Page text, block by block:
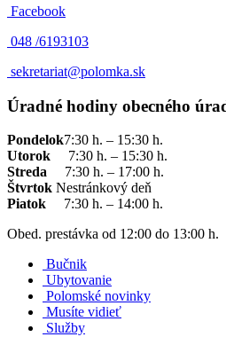
Facebook
048 /6193103
sekretariat@polomka.sk
Úradné hodiny obecného
Pondelok7:30 h. – 15:30 h.
Utorok 7:30 h. – 15:30 h.
Streda 7:30 h. – 17:00 h.
Štvrtok Nestránkový deň
Piatok
7:30 h. – 14:00 h.
Obed. prestávka od 12:00 do 13:00 h.
Bučnik
Ubytovanie
Polomské novinky
Musíte vidieť
Služby